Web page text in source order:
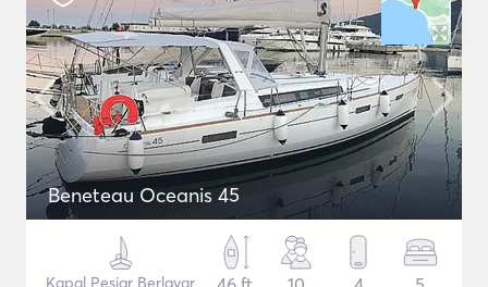
Beneteau Oceanis 45
Kapal Pesiar Berlayar